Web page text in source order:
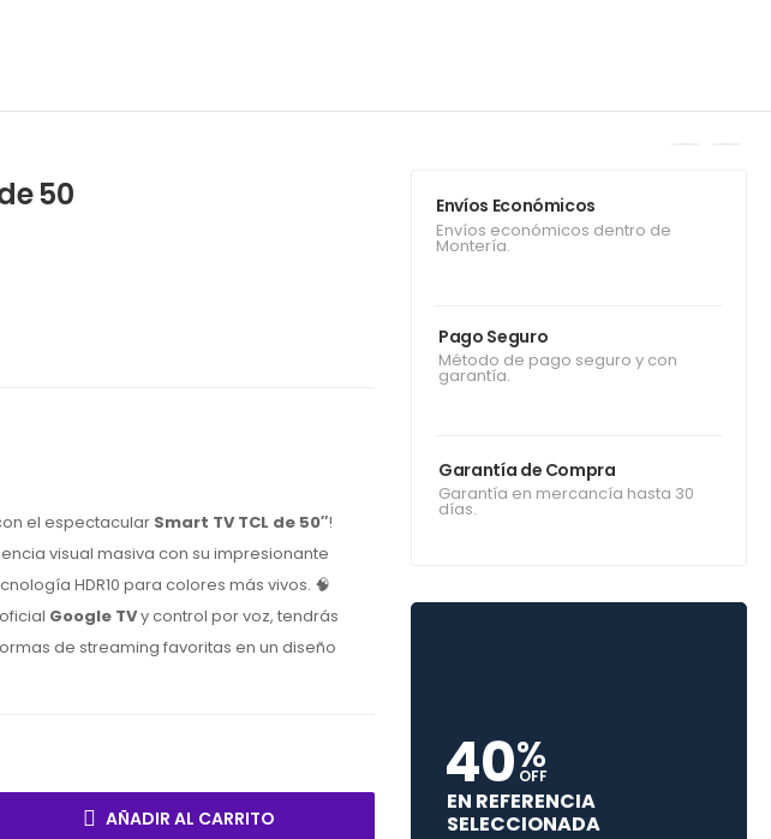
Envíos Económicos
Envíos económicos dentro de
Montería.
Pago Seguro
Método de pago seguro y con
garantía.
Garantía de Compra
Garantía en mercancía hasta 30
días.
40%
OFF
EN REFERENCIA
SELECCIONADA
50
el espectacular Smart TV TCL de 50″!
visual masiva con su impresionante
HDR10 para colores más vivos. 🧠
Google TVy control por voz, tendrás
de streaming favoritas en un diseño
AÑADIR AL CARRITO